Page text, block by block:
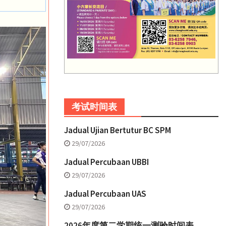
考试时间表
Jadual Ujian Bertutur BC SPM
29/07/2026
Jadual Percubaan UBBI
29/07/2026
Jadual Percubaan UAS
29/07/2026